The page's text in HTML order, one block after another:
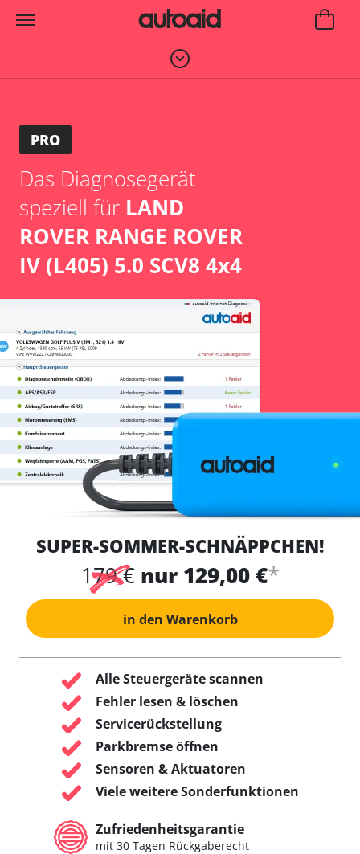
PRO
Das Diagnosegerät
speziell für LAND
ROVER RANGE ROVER
IV (L405) 5.0 SCV8 4x4
SUPER-SOMMER-SCHNÄPPCHEN!
179 € nur 129,00 €*
in den Warenkorb
Alle Steuergeräte scannen
Fehler lesen & löschen
Servicerückstellung
Parkbremse öffnen
Sensoren & Aktuatoren
Viele weitere Sonderfunktionen
Zufriedenheitsgarantie
mit 30 Tagen Rückgaberecht